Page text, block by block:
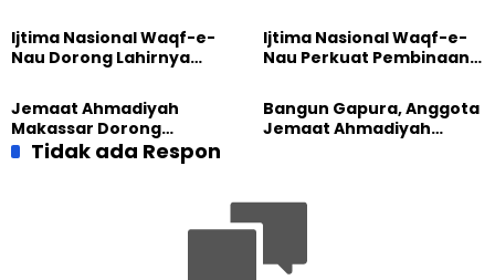
Pengabdian
Dunia
Ijtima Nasional Waqf-e-
Nau Dorong Lahirnya
yang Militan
Ijtima Nasional Waqf-e-
Nau Perkuat Pembinaan
Masa Depan
Jemaat Ahmadiyah
Makassar Dorong
Kesadaran Lingkungan
Lewat Edukasi Ekoteologi
Bangun Gapura, Anggota
Jemaat Ahmadiyah
Tidak ada Respon